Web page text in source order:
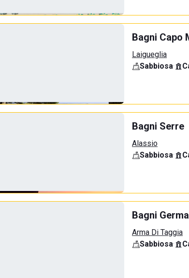
Bagni Capo
Laigueglia
Sabbiosa·
Bagni Serre
Alassio
Sabbiosa·
Bagni
Arma Di Taggia
Sabbiosa·